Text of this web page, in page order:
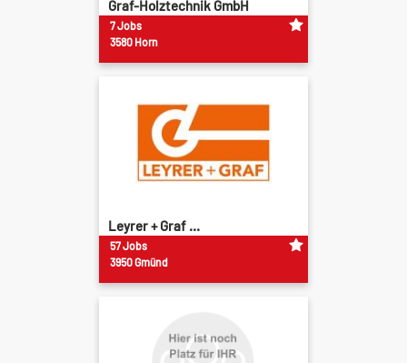
Graf-Holztechnik GmbH
7 Jobs
3580 Horn
Leyrer + Graf ...
57 Jobs
3950 Gmünd